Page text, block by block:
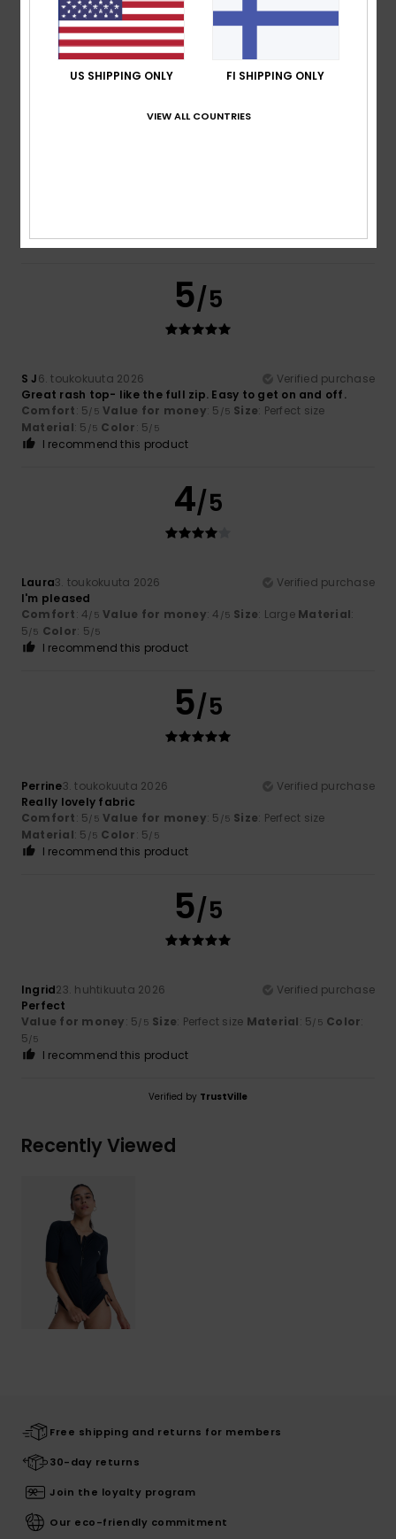
Comfort: 5/5 Value for money
Material: 5/5 Color: 5/5
I recommend this product
5/5
S J6. toukokuuta 2026
Verified purchase
Great rash top- like the full zip. Easy to get on and off.
Comfort: 5/5 Value for money: 5 /5 Size: Perfect size
Material: 5 /5 Color: 5/5
I recommend this product
4/5
Laura3. toukokuuta 2026
Verified purchase
I'm pleased
Comfort: 4/5 Value for money: 4 /5 Size: Large Material:
5/5 Color: 5/5
I recommend this product
5/5
Perrine3. toukokuuta 2026
Verified purchase
Really lovely fabric
Comfort: 5/5 Value for money: 5 /5 Size: Perfect size
Material: 5 /5 Color: 5/5
I recommend this product
5/5
Ingrid23. huhtikuuta 2026
Verified purchase
Perfect
Value for money: 5/5 Size: Perfect size Material: 5/5 Color:
5/5
I recommend this product
Verified by TrustVille
Recently Viewed
Free shipping and returns for members
30-day returns
Join the loyalty program
Our eco-friendly commitment
US SHIPPING ONLY FI SHIPPING ONLY
VIEW ALL COUNTRIES